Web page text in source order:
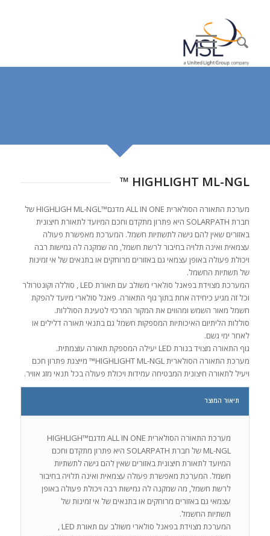
HIGHLIGHT ML-NGL ™
מערכת התאורה הסולארית ALL IN ONE מדגם™HIGHLIGH ML-NGL של
חברת SOLARPATH היא פתרון מתקדם וחכם המיועד לתאורת חיצונית
באזורים שאין להם גישה לתשתיות חשמל. המערכת מאפשרת פעולה
עצמאית ואינה תלויה בחיבור לרשת חשמל, מה שמקנה לה גמישות רבה
ויכולת פעולה באופן עצמאי גם באזורים מרוחקים או בתנאים של אי זמינות
של תשתיות החשמל.
המערכת מצוידת בפאנל סולארי משולב עם תאורת LED , סוללה וקונטרולר
וכל זה מגיע כיחידה אחת בתוך גוף התאורה. פאנל סולארי מיועד להפקת
חשמל מאור השמש ומהווים את המקור המרכזי לטעינת הסוללות.
סוללות הליתיום האיכותיות המספקות חשמל גם בתנאי תאורה דלילים או
לאחר ימי גשם.
גוף התאורה מצויד בנורת LED יעילה המספקת תאורה עוצמתית.
מערכת התאורה הסולארית HIGHLIGHT ML-NGL™ מייצגת פתרון חכם
ויעיל לתאורה חיצונית המבטיחה עמידות ויכולת פעולה בכל תנאי מזג אוויר.
תיאור המוצר
מערכת התאורה הסולארית ALL IN ONE מדגם™HIGHLIGH
ML-NGL של חברת SOLARPATH היא פתרון מתקדם וחכם
המיועד לתאורת חיצונית באזורים שאין להם גישה לתשתיות
חשמל. המערכת מאפשרת פעולה עצמאית ואינה תלויה בחיבור
לרשת חשמל, מה שמקנה לה גמישות רבה ויכולת פעולה באופן
עצמאי גם באזורים מרוחקים או בתנאים של אי זמינות של
תשתיות החשמל.
המערכת מצוידת בפאנל סולארי משולב עם תאורת LED ,